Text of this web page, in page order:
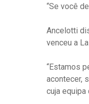
“Se você
Ancelotti
venceu a
“Estamos
acontecer,
cuja equipa